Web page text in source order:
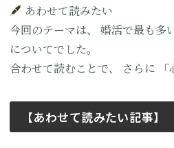
あわせて読みたい
今回のテーマは、
婚活で最も多
についてでした。
合わせて読むことで、
さらに
【あわせて読みたい記事】